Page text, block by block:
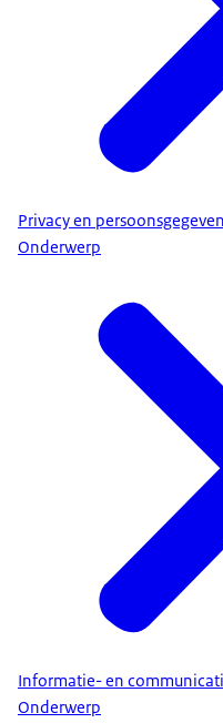
Privacy en
Onderwerp
Informatie- en
Onderwerp